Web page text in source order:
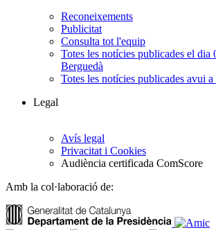
Reconeixements
Publicitat
Consulta tot l'equip
Totes les notícies publicades el dia
Berguedà
Totes les notícies publicades avui a
Legal
Avís legal
Privacitat i Cookies
Audiència certificada ComScore
Amb la col·laboració de: